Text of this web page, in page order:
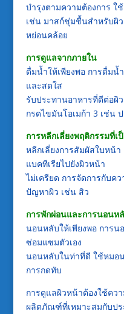
บำรุงตามความต้องการ
เช่น มาสก์ชุ่มชื้นสำหรับผิ
หย่อนคล้อย
การดูแลจากภายใน
ดื่มน้ำให้เพียงพอ การดื่ม
และสดใส
รับประทานอาหารที่ดีต่อผิ
กรดไขมันโอเมก้า 3 เช่น
การหลีกเลี่ยงพฤติกรรมที่เ
หลีกเลี่ยงการสัมผัสใบหน้
แบคทีเรียไปยังผิวหน้า
ไม่เครียด การจัดการกับค
ปัญหาผิว เช่น สิว
การพักผ่อนและการนอนห
นอนหลับให้เพียงพอ การ
ซ่อมแซมตัวเอง
นอนหลับในท่าที่ดี ใช้หมอ
การกดทับ
การดูแลผิวหน้าต้องใช้คว
ผลิตภัณฑ์ที่เหมาะสมกับป